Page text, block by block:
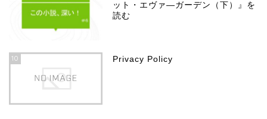
ット・エヴァ―ガーデン（下）』を
読む
10 Privacy Policy